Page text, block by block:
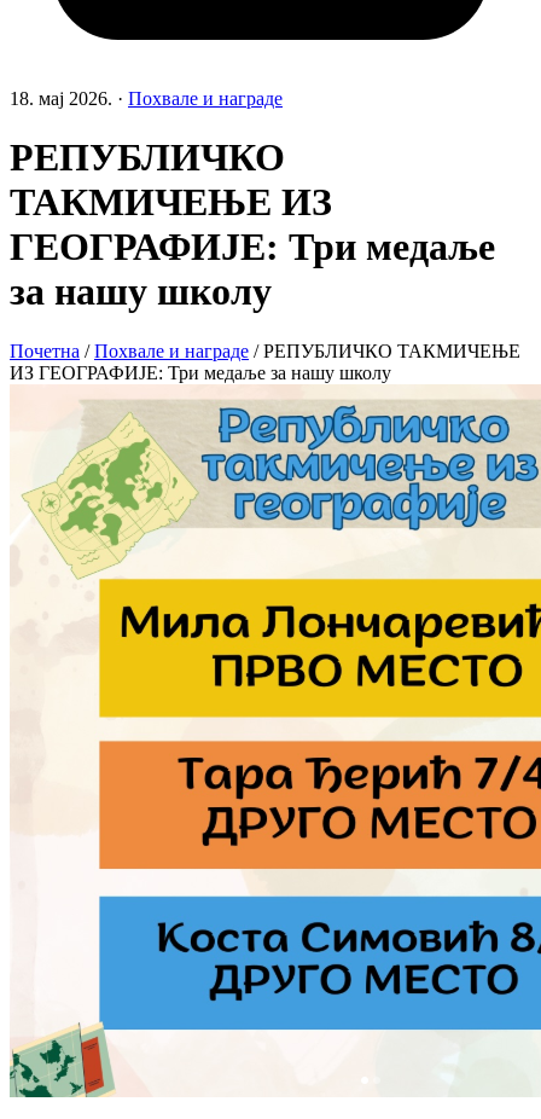
18. мај 2026. · Похвале и награде
РЕПУБЛИЧКО
ТАКМИЧЕЊЕ ИЗ
ГЕОГРАФИЈЕ: Три медаље
за нашу школу
Почетна / Похвале и награде / РЕПУБЛИЧКО ТАКМИЧЕЊЕ
ИЗ ГЕОГРАФИЈЕ: Три медаље за нашу школу